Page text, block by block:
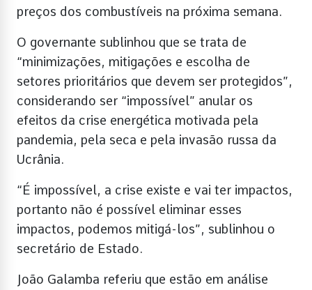
preços dos combustíveis na próxima semana.
O governante sublinhou que se trata de
“minimizações, mitigações e escolha de
setores prioritários que devem ser protegidos”,
considerando ser “impossível” anular os
efeitos da crise energética motivada pela
pandemia, pela seca e pela invasão russa da
Ucrânia.
“É impossível, a crise existe e vai ter impactos,
portanto não é possível eliminar esses
impactos, podemos mitigá-los”, sublinhou o
secretário de Estado.
João Galamba referiu que estão em análise